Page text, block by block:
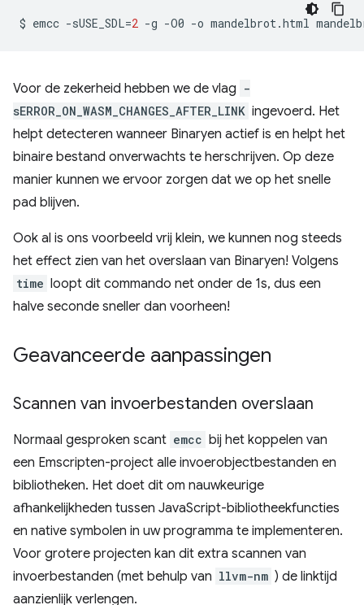
$ emcc -sUSE_SDL=2 -g -O0 -o mandelbrot.html
Voor de zekerheid hebben we de vlag -
sERROR_ON_WASM_CHANGES_AFTER_LINK ingevoerd. Het
helpt detecteren wanneer Binaryen actief is en helpt het
binaire bestand onverwachts te herschrijven. Op deze
manier kunnen we ervoor zorgen dat we op het snelle
pad blijven.
Ook al is ons voorbeeld vrij klein, we kunnen nog steeds
het effect zien van het overslaan van Binaryen! Volgens
time loopt dit commando net onder de 1s, dus een
halve seconde sneller dan voorheen!
Geavanceerde aanpassingen
Scannen van invoerbestanden overslaan
Normaal gesproken scant emcc bij het koppelen van
een Emscripten-project alle invoerobjectbestanden en
bibliotheken. Het doet dit om nauwkeurige
afhankelijkheden tussen JavaScript-bibliotheekfuncties
en native symbolen in uw programma te implementeren.
Voor grotere projecten kan dit extra scannen van
invoerbestanden (met behulp van llvm-nm ) de linktijd
aanzienlijk verlengen.